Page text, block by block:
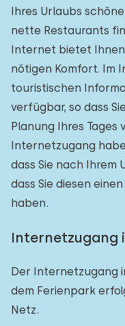
Ihres Urlaubs
nette Restaurants
Internet bietet
nötigen Komfort. Im
touristischen
verfügbar, so dass
Planung Ihres Tages
Internetzugang
dass Sie nach Ihrem
dass Sie diesen
haben.
Internetzugang
Der Internetzugang
dem Ferienpark
Netz.